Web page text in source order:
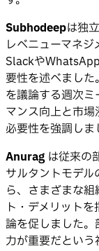
Subhodeepは独
レベニューマネ
Slackや
要性を述べまし
を議論する週次
マンス向上と市
必要性を強調しま
Anurag は従来の
サルタントモデ
ら、さまざまな
ト・デメリット
論を促しました
力が重要だという